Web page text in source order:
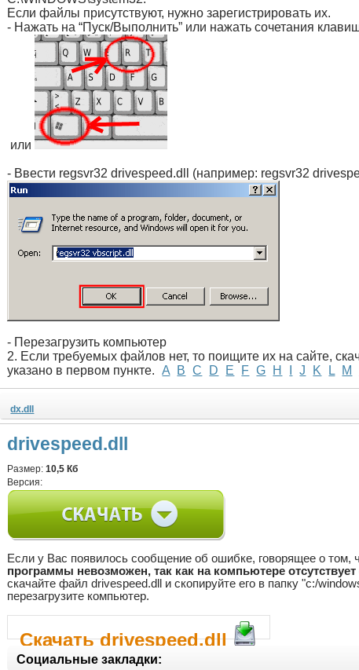
Если файлы присутствуют, нужно зарегистрировать их.
- Нажать на “Пуск/Выполнить” или нажать сочетания
или
- Ввести regsvr32 drivespeed.dll (например: regsvr32
- Перезагрузить компьютер
2. Если требуемых файлов нет, то поищите их на сайте,
указано в первом пункте.
A B C D E F G H J K L M
dx.dll
drivespeed.dll
Размер:10,5 Кб
Версия:
Если у Вас появилось сообщение об ошибке, говорящее о том,
программы невозможен, так как на компьютере
скачайте файл drivespeed.dll и скопируйте его в папку "c:/
перезагрузите компьютер.
Скачать drivespeed.dll
Социальные закладки: